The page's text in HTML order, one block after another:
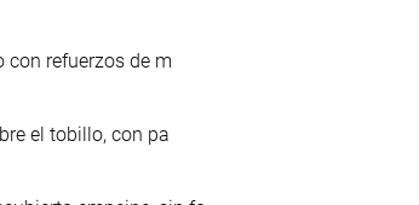
refuerzos de m
el tobillo, con pa